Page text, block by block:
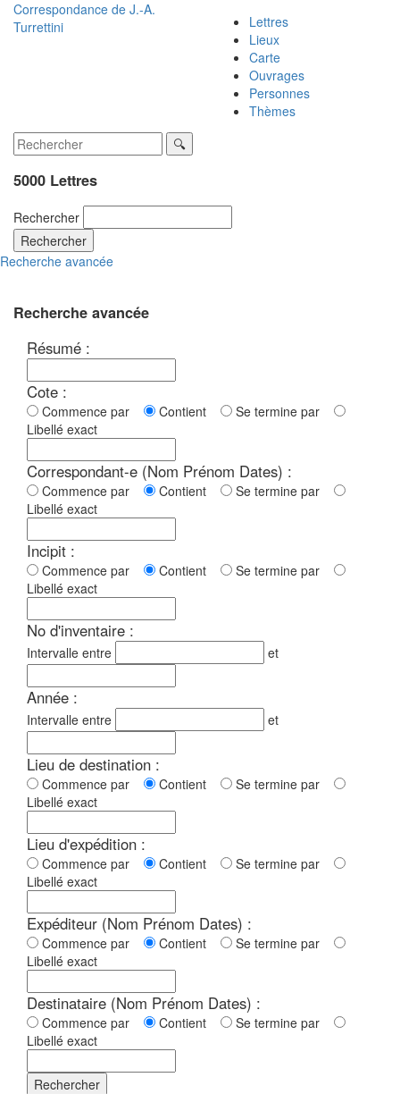
Correspondance de J.-A.
Turrettini
Lettres
Lieux
Carte
Ouvrages
Personnes
Thèmes
5000 Lettres
Rechercher
Rechercher
Recherche avancée
Recherche avancée
Résumé :
Cote :
Commence par Contient
Se termine par
Libellé exact
Correspondant-e (Nom Prénom Dates) :
Commence par Contient
Se termine par
Libellé exact
Incipit :
Commence par Contient
Se termine par
Libellé exact
No d'inventaire :
Intervalle entre et
Année :
Intervalle entre et
Lieu de destination :
Commence par Contient
Se termine par
Libellé exact
Lieu d'expédition :
Commence par Contient
Se termine par
Libellé exact
Expéditeur (Nom Prénom Dates) :
Commence par Contient
Se termine par
Libellé exact
Destinataire (Nom Prénom Dates) :
Commence par Contient
Se termine par
Libellé exact
Rechercher